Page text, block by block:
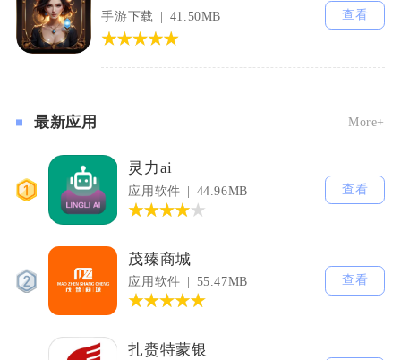
手游下载 41.50MB 查看
最新应用 More+
1
灵力ai
应用软件 44.96MB 查看
2
茂臻商城
应用软件 55.47MB 查看
扎赉特蒙银